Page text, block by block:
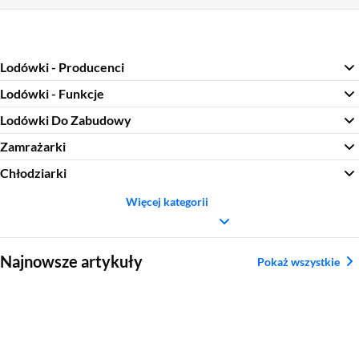
Lodówki - Producenci
Lodówki - Funkcje
Lodówki Do Zabudowy
Zamrażarki
Chłodziarki
Więcej kategorii
Najnowsze artykuły Pokaż wszystkie